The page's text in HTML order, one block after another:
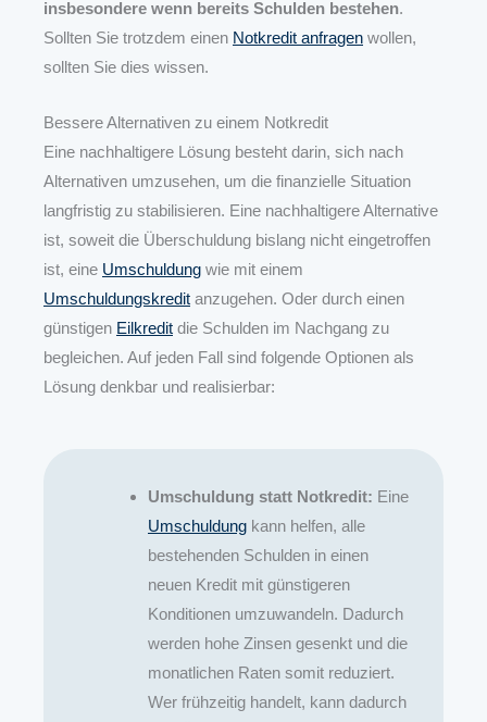
insbesondere wenn bereits Schulden bestehen.
Sollten Sie trotzdem einen Notkredit anfragen wollen,
sollten Sie dies wissen.
Bessere Alternativen zu einem Notkredit
Eine nachhaltigere Lösung besteht darin, sich nach
Alternativen umzusehen, um die finanzielle Situation
langfristig zu stabilisieren. Eine nachhaltigere Alternative
ist, soweit die Überschuldung bislang nicht eingetroffen
ist, eine Umschuldung wie mit einem
Umschuldungskredit anzugehen. Oder durch einen
günstigen Eilkredit die Schulden im Nachgang zu
begleichen. Auf jeden Fall sind folgende Optionen als
Lösung denkbar und realisierbar:
Umschuldung statt Notkredit: Eine
Umschuldung kann helfen, alle
bestehenden Schulden in einen
neuen Kredit mit günstigeren
Konditionen umzuwandeln. Dadurch
werden hohe Zinsen gesenkt und die
monatlichen Raten somit reduziert.
Wer frühzeitig handelt, kann dadurch